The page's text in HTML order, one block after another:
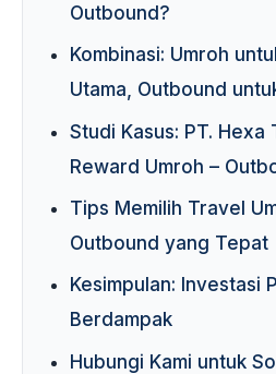
Outbound?
Kombinasi: Umroh
Utama, Outbound
Studi Kasus: PT. Hexa
Reward Umroh –
Tips Memilih Travel
Outbound yang Tepat
Kesimpulan: Investasi
Berdampak
Hubungi Kami untuk